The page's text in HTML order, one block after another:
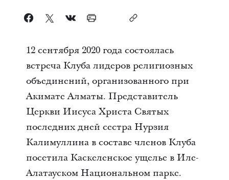
12 сентября 2020 года состоялась
встреча Клуба лидеров религиозных
объединений, организованного при
Акимате Алматы. Представитель
Церкви Иисуса Христа Святых
последних дней сестра Нурзия
Калимуллина в составе членов Клуба
посетила Каскеленское ущелье в Иле-
Алатауском Национальном парке.